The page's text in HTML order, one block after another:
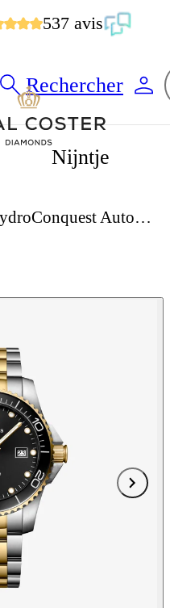
537 avis
Rechercher
Nijntje